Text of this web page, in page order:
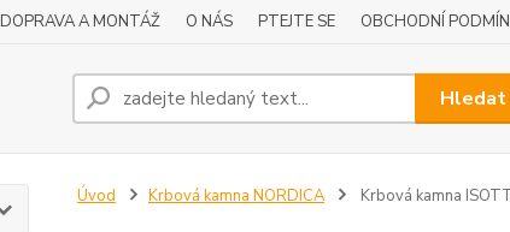
DOPRAVA A MONTÁŽ O NÁS PTEJTE SE OBCHODNÍ
Hledat
Úvod Krbová kamna NORDICA Krbová kamna